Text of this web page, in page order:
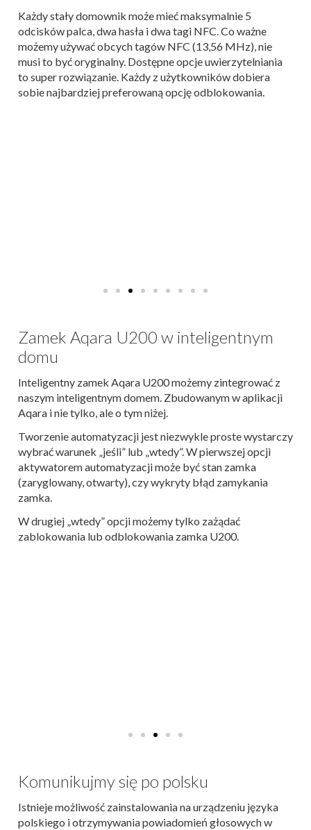
Każdy stały domownik może mieć maksymalnie 5
odcisków palca, dwa hasła i dwa tagi NFC. Co ważne
możemy używać obcych tagów NFC (13,56 MHz), nie
musi to być oryginalny. Dostępne opcje uwierzytelniania
to super rozwiązanie. Każdy z użytkowników dobiera
sobie najbardziej preferowaną opcję odblokowania.
Zamek Aqara U200 w inteligentnym
domu
Inteligentny zamek Aqara U200 możemy zintegrować z
naszym inteligentnym domem. Zbudowanym w aplikacji
Aqara i nie tylko, ale o tym niżej.
Tworzenie automatyzacji jest niezwykle proste wystarczy
wybrać warunek „jeśli” lub „wtedy”. W pierwszej opcji
aktywatorem automatyzacji może być stan zamka
(zaryglowany, otwarty), czy wykryty błąd zamykania
zamka.
W drugiej „wtedy” opcji możemy tylko zażądać
zablokowania lub odblokowania zamka U200.
Komunikujmy się po polsku
Istnieje możliwość zainstalowania na urządzeniu języka
polskiego i otrzymywania powiadomień głosowych w